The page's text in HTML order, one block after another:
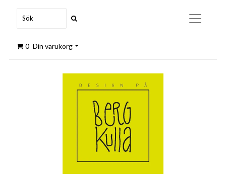
0 Din varukorg